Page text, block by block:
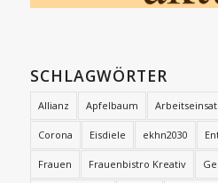
SCHLAGWÖRTER
Allianz Apfelbaum
Corona Eisdiele ekhn2030
Frauen Frauenbistro Kreativ